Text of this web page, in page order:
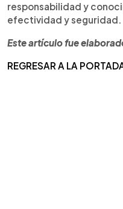
responsabilidad y
efectividad y seguridad.
Este artículo fue
REGRESAR A LA